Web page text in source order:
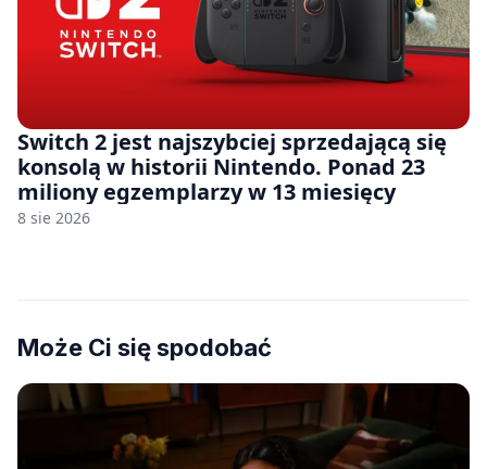
Switch 2 jest najszybciej sprzedającą się
konsolą w historii Nintendo. Ponad 23
miliony egzemplarzy w 13 miesięcy
8 sie 2026
Może Ci się spodobać